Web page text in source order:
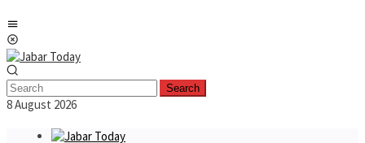
to
content
Search
8 August 2026